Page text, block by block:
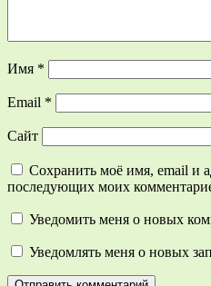
Имя *
Email *
Сайт
Сохранить моё имя, email и
последующих моих
Уведомить меня о новых
Уведомлять меня о новых